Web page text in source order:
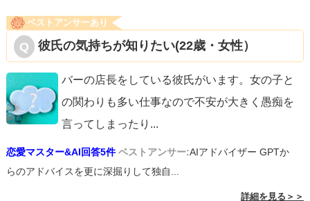
ベストアンサーあり
彼氏の気持ちが知りたい(22歳・女性）
バーの店長をしている彼氏がいます。女の子と
の関わりも多い仕事なので不安が大きく愚痴を
言ってしまったり ...
恋愛マスター&AI回答5件 ベストアンサー:AIアドバイザー GPTか
らのアドバイスを更に深掘りして独自...
詳細を見る＞＞